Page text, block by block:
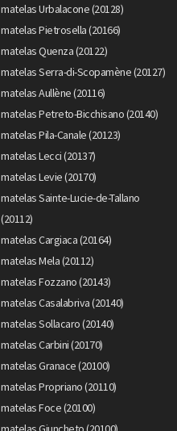
matelas Urbalacone (20128)
matelas Pietrosella (20166)
matelas Quenza (20122)
matelas Serra-di-Scopamène (20127)
matelas Aullène (20116)
matelas Petreto-Bicchisano (20140)
matelas Pila-Canale (20123)
matelas Lecci (20137)
matelas Levie (20170)
matelas Sainte-Lucie-de-Tallano
(20112)
matelas Cargiaca (20164)
matelas Mela (20112)
matelas Fozzano (20143)
matelas Casalabriva (20140)
matelas Sollacaro (20140)
matelas Carbini (20170)
matelas Granace (20100)
matelas Propriano (20110)
matelas Foce (20100)